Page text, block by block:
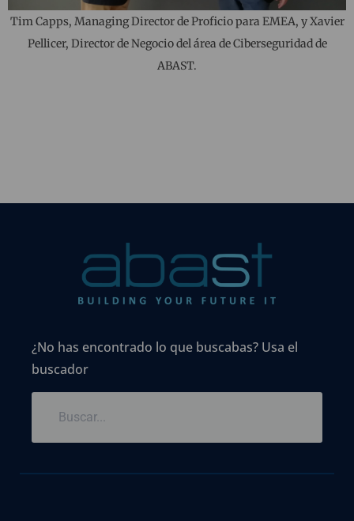
Tim Capps, Managing Director de Proficio para EMEA, y Xavier
Pellicer, Director de Negocio del área de Ciberseguridad de
ABAST.
¿No has encontrado lo que buscabas? Usa el
buscador